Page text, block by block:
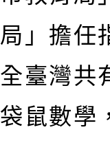
局」擔任
全臺灣共
袋鼠數學